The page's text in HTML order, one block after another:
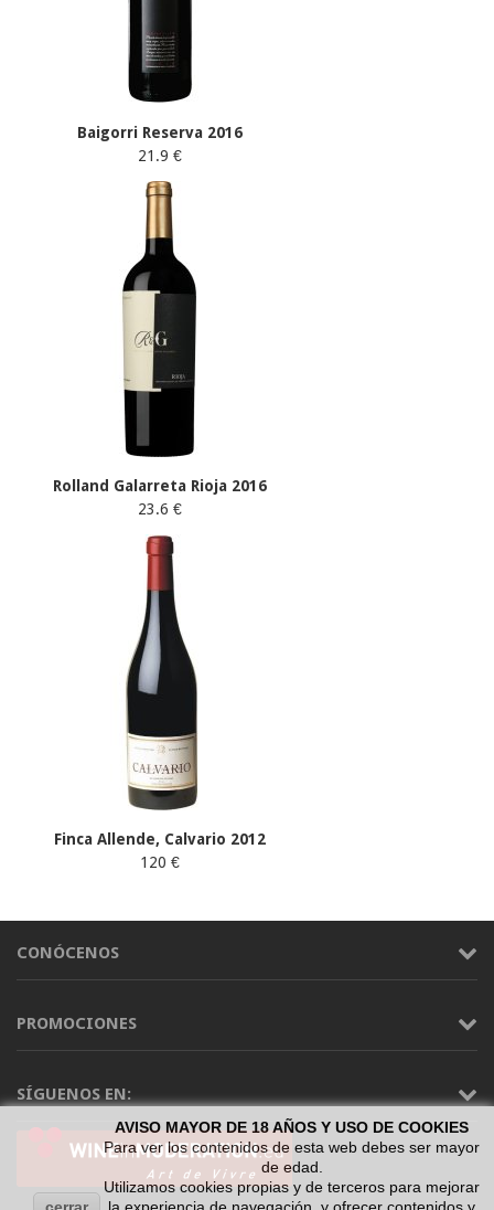
Baigorri Reserva 2016
21.9 €
Rolland Galarreta Rioja 2016
23.6 €
Finca Allende, Calvario 2012
120 €
CONÓCENOS
PROMOCIONES
SÍGUENOS EN:
AVISO MAYOR DE 18 AÑOS Y USO DE COOKIES
Para ver los contenidos de esta web debes ser mayor
de edad.
Utilizamos cookies propias y de terceros para mejorar